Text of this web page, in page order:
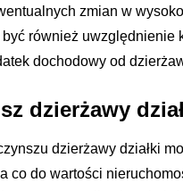
zmian w
również uwzględnienie
dochodowy od
dzierżawy
dzierżawy działki
co do wartości